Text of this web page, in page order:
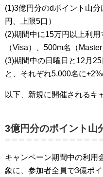
(1)3億円分のdポイント山
円、上限5口）
(2)期間中に15万円以上利
（Visa）、500m名（
(3)期間中の日曜日と12月
と、それぞれ5,000名に
以下、新規に開催されるキ
3億円分のポイント山
キャンペーン期間中の利用
象に、参加者全員で3億ポ